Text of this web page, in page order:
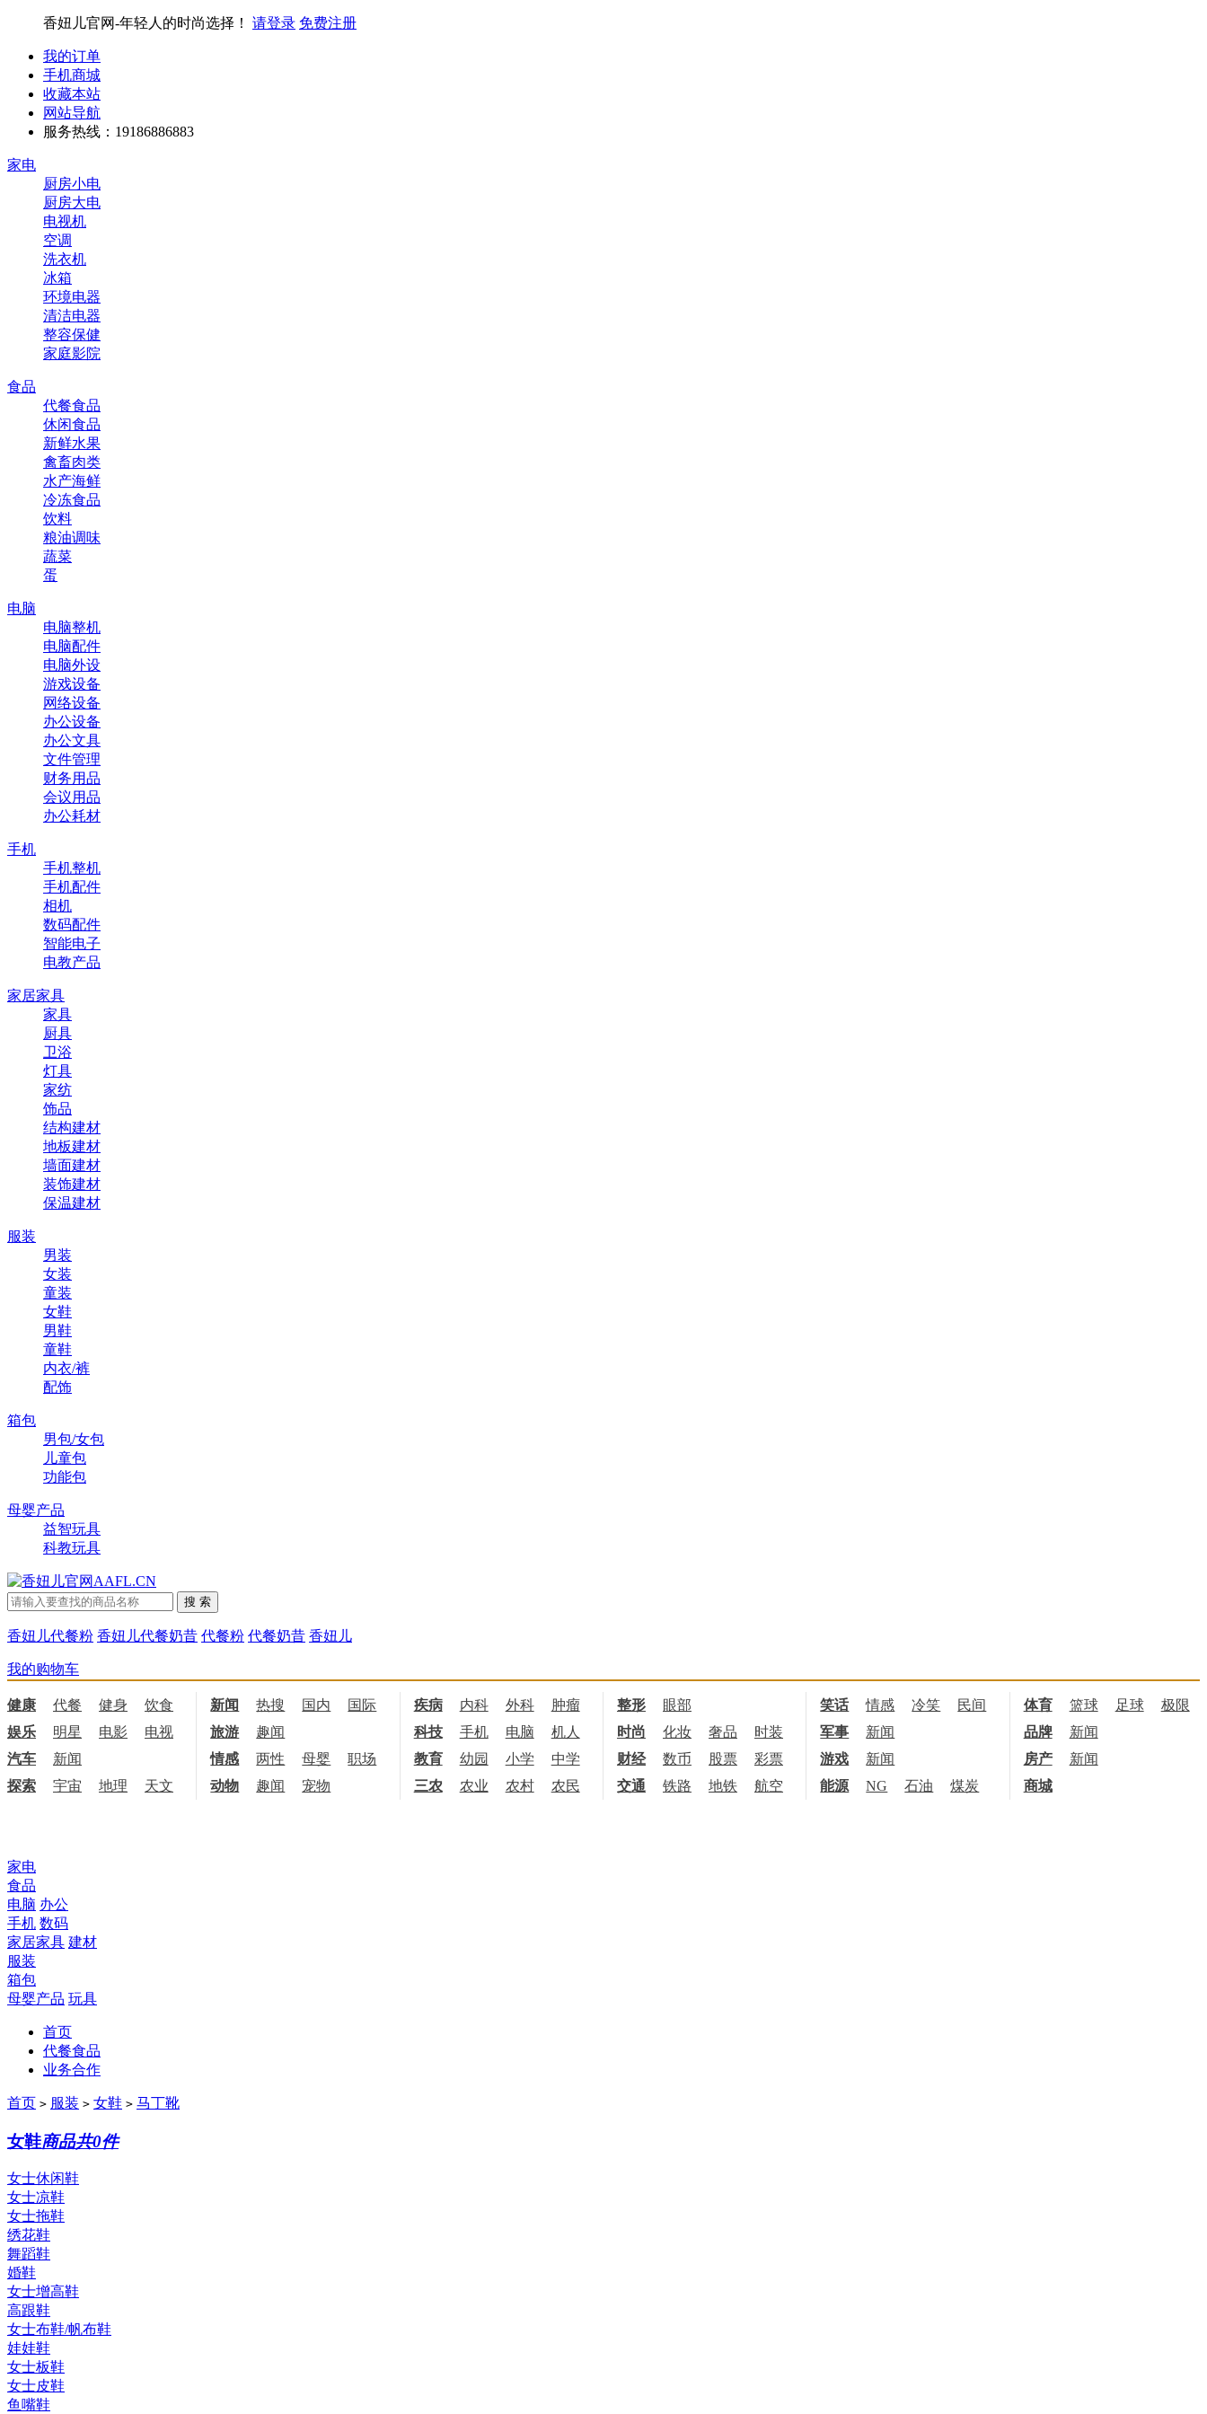
香妞儿官网-年轻人的时尚选择！ 请登录 免费注册
我的订单
手机商城
收藏本站
网站导航
服务热线：19186886883
家电
厨房小电
厨房大电
电视机
空调
洗衣机
冰箱
环境电器
清洁电器
整容保健
家庭影院
食品
代餐食品
休闲食品
新鲜水果
禽畜肉类
水产海鲜
冷冻食品
饮料
粮油调味
蔬菜
蛋
电脑
电脑整机
电脑配件
电脑外设
游戏设备
网络设备
办公设备
办公文具
文件管理
财务用品
会议用品
办公耗材
手机
手机整机
手机配件
相机
数码配件
智能电子
电教产品
家居家具
家具
厨具
卫浴
灯具
家纺
饰品
结构建材
地板建材
墙面建材
装饰建材
保温建材
服装
男装
女装
童装
女鞋
男鞋
童鞋
内衣/裤
配饰
箱包
男包/女包
儿童包
功能包
母婴产品
益智玩具
科教玩具
香妞儿代餐粉 香妞儿代餐奶昔 代餐粉 代餐奶昔 香妞儿
我的购物车
健康 代餐 健身 饮食 新闻 热搜 国内 国际 疾病 内科 外科 肿瘤 整形 眼部 笑话 情感 冷笑 民间 体育 篮球 足球
极限
娱乐
明星 电影 电视 旅游 趣闻 科技 手机 电脑 机人 时尚 化妆 奢品 时装 军事 新闻 品牌
新闻
汽车
新闻 情感 两性 母婴 职场 教育 幼园 小学 中学 财经 数币 股票 彩票 游戏 新闻 房产
新闻
探索
宇宙 地理 天文 动物 趣闻 宠物 三农 农业 农村 农民 交通 铁路 地铁 航空 能源 NG 石油 煤炭 商城
家电
食品
电脑 办公
手机 数码
家居家具 建材
服装
箱包
母婴产品 玩具
首页
代餐食品
业务合作
首页 > 服装 > 女鞋 > 马丁靴
女鞋商品共0件
女士休闲鞋
女士凉鞋
女士拖鞋
绣花鞋
舞蹈鞋
婚鞋
女士增高鞋
高跟鞋
女士布鞋/帆布鞋
娃娃鞋
女士板鞋
女士皮鞋
鱼嘴鞋